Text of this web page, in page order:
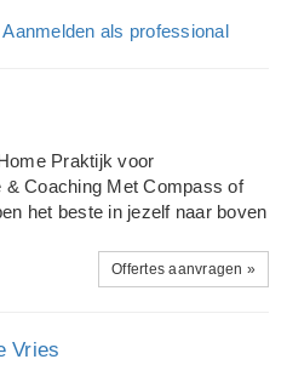
Aanmelden als professional
Praktijk voor
Coaching Met Compass of
het beste in jezelf naar boven
dit door goed naar jou als
Vervolgens pas ik op
therapievormen toe,
thuis komt bij jezelf! VOOR
in je vel? Ben je even de
Offertes aanvragen »
Vries